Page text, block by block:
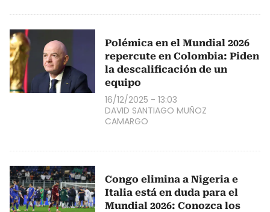
Polémica en el Mundial 2026
repercute en Colombia: Piden
la descalificación de un
equipo
16/12/2025 - 13:03
DAVID SANTIAGO MUÑOZ
CAMARGO
Congo elimina a Nigeria e
Italia está en duda para el
Mundial 2026: Conozca los